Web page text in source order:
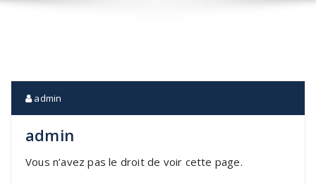
admin
admin
Vous n’avez pas le droit de voir cette page.